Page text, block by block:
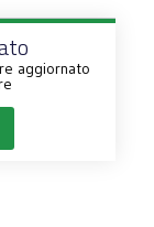
aggiornato